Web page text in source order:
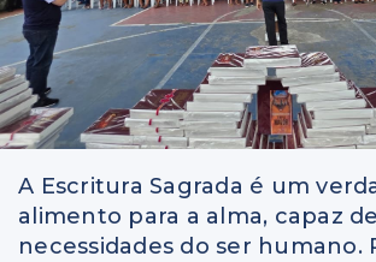
A Escritura Sagrada é um
alimento para a alma, capaz
necessidades do ser humano.